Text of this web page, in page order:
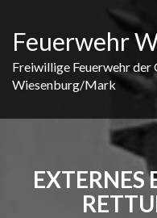
content
Feuerwehr
Freiwillige Feuerwehr der
Wiesenburg/Mark